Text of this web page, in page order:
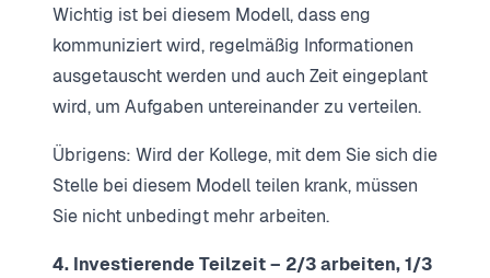
Wichtig ist bei diesem Modell, dass eng
kommuniziert wird, regelmäßig Informationen
ausgetauscht werden und auch Zeit eingeplant
wird, um Aufgaben untereinander zu verteilen.
Übrigens: Wird der Kollege, mit dem Sie sich die
Stelle bei diesem Modell teilen krank, müssen
Sie nicht unbedingt mehr arbeiten.
4. Investierende Teilzeit – 2/3 arbeiten, 1/3